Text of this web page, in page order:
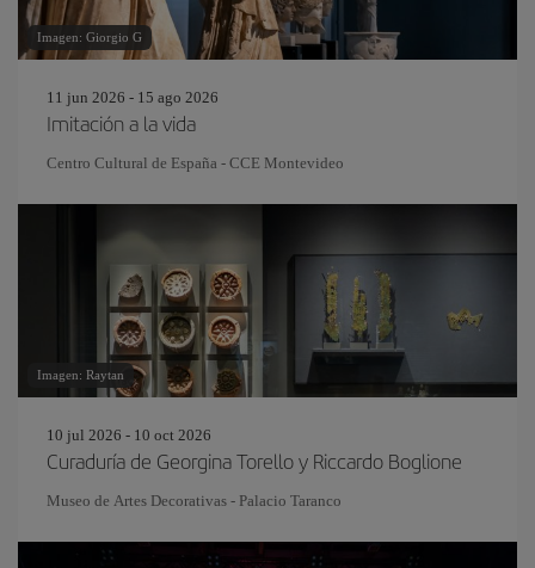
Imagen: Giorgio G
11 jun 2026 - 15 ago 2026
Imitación a la vida
Centro Cultural de España - CCE Montevideo
Imagen: Raytan
10 jul 2026 - 10 oct 2026
Curaduría de Georgina Torello y Riccardo Boglione
Museo de Artes Decorativas - Palacio Taranco